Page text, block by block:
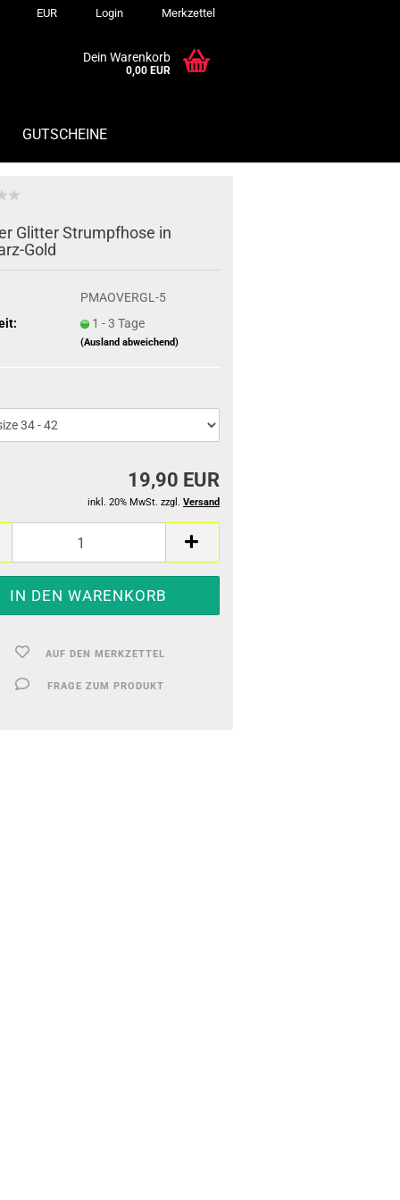
EUR Login Merkzettel
Dein Warenkorb
0,00 EUR
GUTSCHEINE
Glitter Strumpfhose in
Gold
PMAOVERGL-5
1 - 3 Tage
(Ausland abweichend)
19,90 EUR
inkl. 20% MwSt. zzgl. Versand
AUF DEN MERKZETTEL
FRAGE ZUM PRODUKT